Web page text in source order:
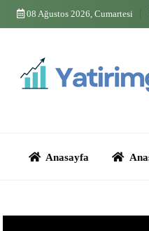
Skip
08 Ağustos 2026, Cumartesi